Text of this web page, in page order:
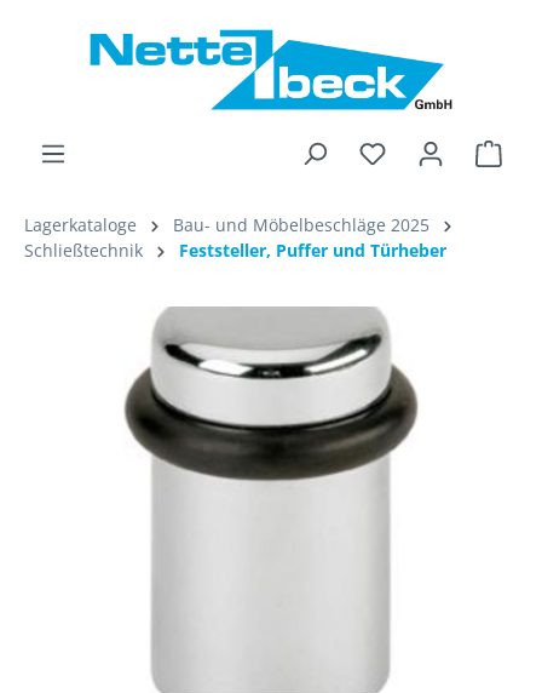
Lagerkataloge
Bau- und Möbelbeschläge 2025
Schließtechnik
Feststeller, Puffer und Türheber